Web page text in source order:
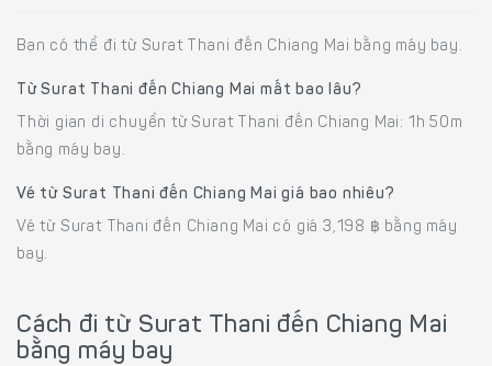
Bạn có thể đi từ Surat Thani đến Chiang Mai bằng máy bay.
Từ Surat Thani đến Chiang Mai mất bao lâu?
Thời gian di chuyển từ Surat Thani đến Chiang Mai: 1h 50m
bằng máy bay.
Vé từ Surat Thani đến Chiang Mai giá bao nhiêu?
Vé từ Surat Thani đến Chiang Mai có giá 3,198 ฿ bằng máy
bay.
Cách đi từ Surat Thani đến Chiang Mai
bằng máy bay